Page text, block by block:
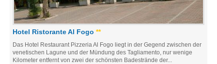
Hotel Ristorante Al Fogo **
Das Hotel Restaurant Pizzeria Al Fogo liegt in der Gegend zwischen der
venetischen Lagune und der Mündung des Tagliamento, nur wenige
Kilometer entfernt von zwei der schönsten Badestrände der...